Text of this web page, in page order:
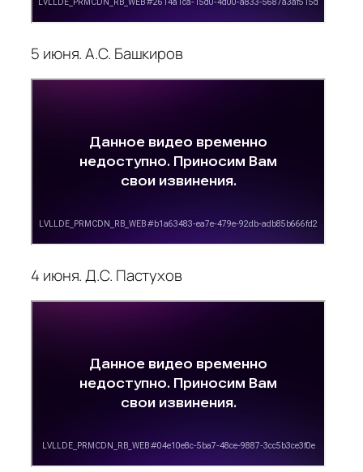
5 июня. А.С. Башкиров
4 июня. Д.С. Пастухов